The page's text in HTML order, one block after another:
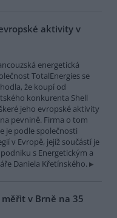
aktivity v
energetická
TotalEnergies se
že koupí od
konkurenta Shell
jeho evropské aktivity
pevnině. Firma o tom
je podle společnosti
v Evropě, jejíž součástí je
s Energetickým a
Daniela Křetínského.
v Brně na 35